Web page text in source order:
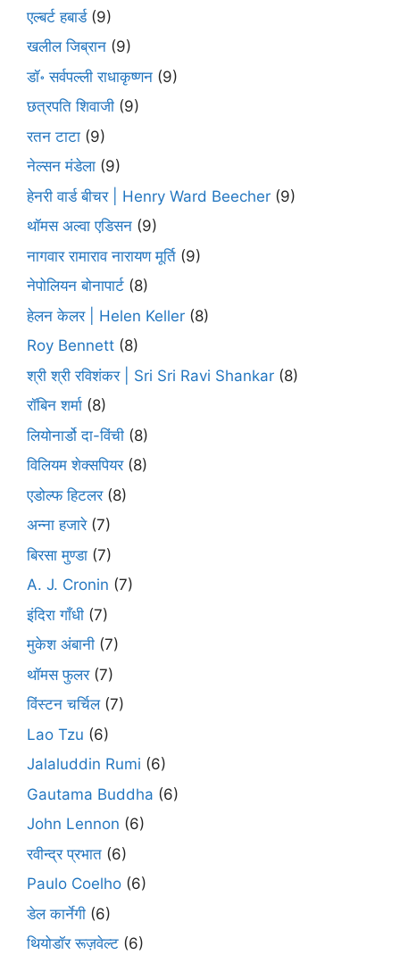
एल्बर्ट हबार्ड(9)
खलील जिब्रान (9)
डॉ॰ सर्वपल्ली राधाकृष्णन (9)
छत्रपति शिवाजी (9)
रतन टाटा (9)
नेल्सन मंडेला (9)
हेनरी वार्ड बीचर | Henry Ward Beecher (9)
थॉमस अल्वा एडिसन (9)
नागवार रामाराव नारायण मूर्ति (9)
नेपोलियन बोनापार्ट (8)
हेलन केलर | Helen Keller (8)
Roy Bennett (8)
श्री श्री रविशंकर | Sri Sri Ravi Shankar (8)
रॉबिन शर्मा (8)
लियोनार्डो दा-विंची (8)
विलियम शेक्सपियर(8)
एडोल्फ हिटलर(8)
अन्ना हजारे(7)
बिरसा मुण्डा (7)
A. J. Cronin (7)
इंदिरा गाँधी (7)
मुकेश अंबानी (7)
थॉमस फुलर(7)
विंस्टन चर्चिल(7)
Lao Tzu (6)
Jalaluddin Rumi (6)
Gautama Buddha (6)
John Lennon (6)
रवीन्द्र प्रभात (6)
Paulo Coelho (6)
डेल कार्नेगी (6)
थियोडॉर रूज़वेल्ट (6)